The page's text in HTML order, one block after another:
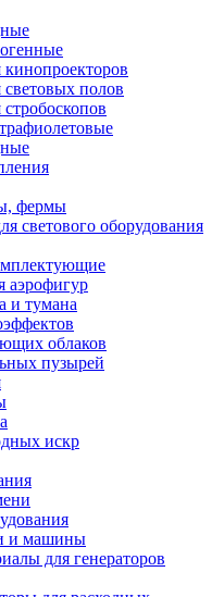
полов
фермы
светового оборудования
аэрофигур
и тумана
облаков
пузырей
искр
и машины
для генераторов